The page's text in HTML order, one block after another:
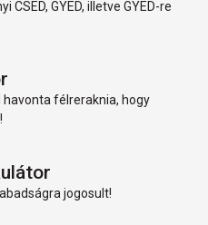
CSED, GYED, illetve GYED-re
félreraknia, hogy
jogosult!